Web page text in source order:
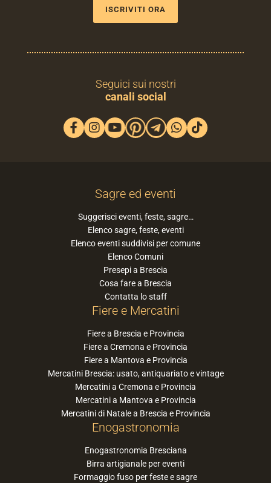
ISCRIVITI ORA
Seguici sui nostri
canali social
Sagre ed eventi
Suggerisci eventi, feste, sagre…
Elenco sagre, feste, eventi
Elenco eventi suddivisi per comune
Elenco Comuni
Presepi a Brescia
Cosa fare a Brescia
Contatta lo staff
Fiere e Mercatini
Fiere a Brescia e Provincia
Fiere a Cremona e Provincia
Fiere a Mantova e Provincia
Mercatini Brescia: usato, antiquariato e vintage
Mercatini a Cremona e Provincia
Mercatini a Mantova e Provincia
Mercatini di Natale a Brescia e Provincia
Enogastronomia
Enogastronomia Bresciana
Birra artigianale per eventi
Formaggio fuso per feste e sagre